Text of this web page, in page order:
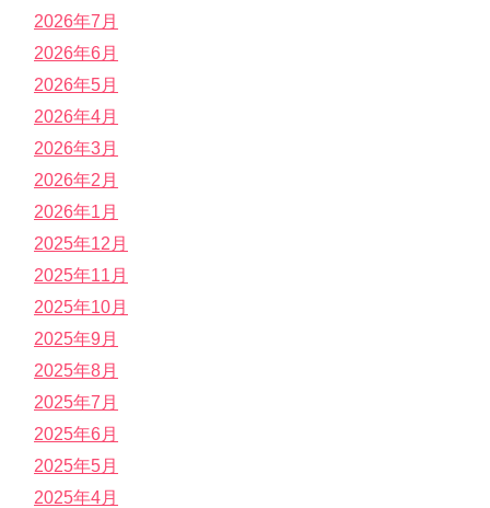
2026年7月
2026年6月
2026年5月
2026年4月
2026年3月
2026年2月
2026年1月
2025年12月
2025年11月
2025年10月
2025年9月
2025年8月
2025年7月
2025年6月
2025年5月
2025年4月